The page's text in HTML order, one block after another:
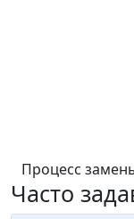
Процесс
Часто